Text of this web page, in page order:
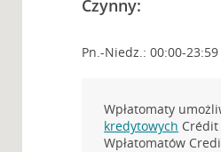
Czynny:
Pn.-Niedz.: 00:00-23:59
Wpłatomaty
kredytowych
Wpłatomatów